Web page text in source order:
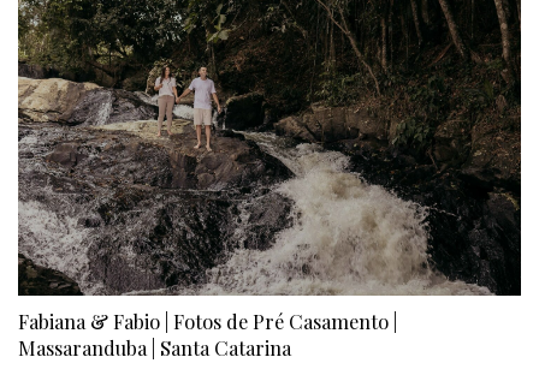
Fabiana & Fabio | Fotos de Pré Casamento |
Massaranduba | Santa Catarina